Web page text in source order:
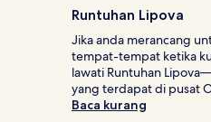
Runtuhan Lipova
Jika anda merancang
tempat-tempat ketika
lawati Runtuhan
yang terdapat di pusat
Baca kurang